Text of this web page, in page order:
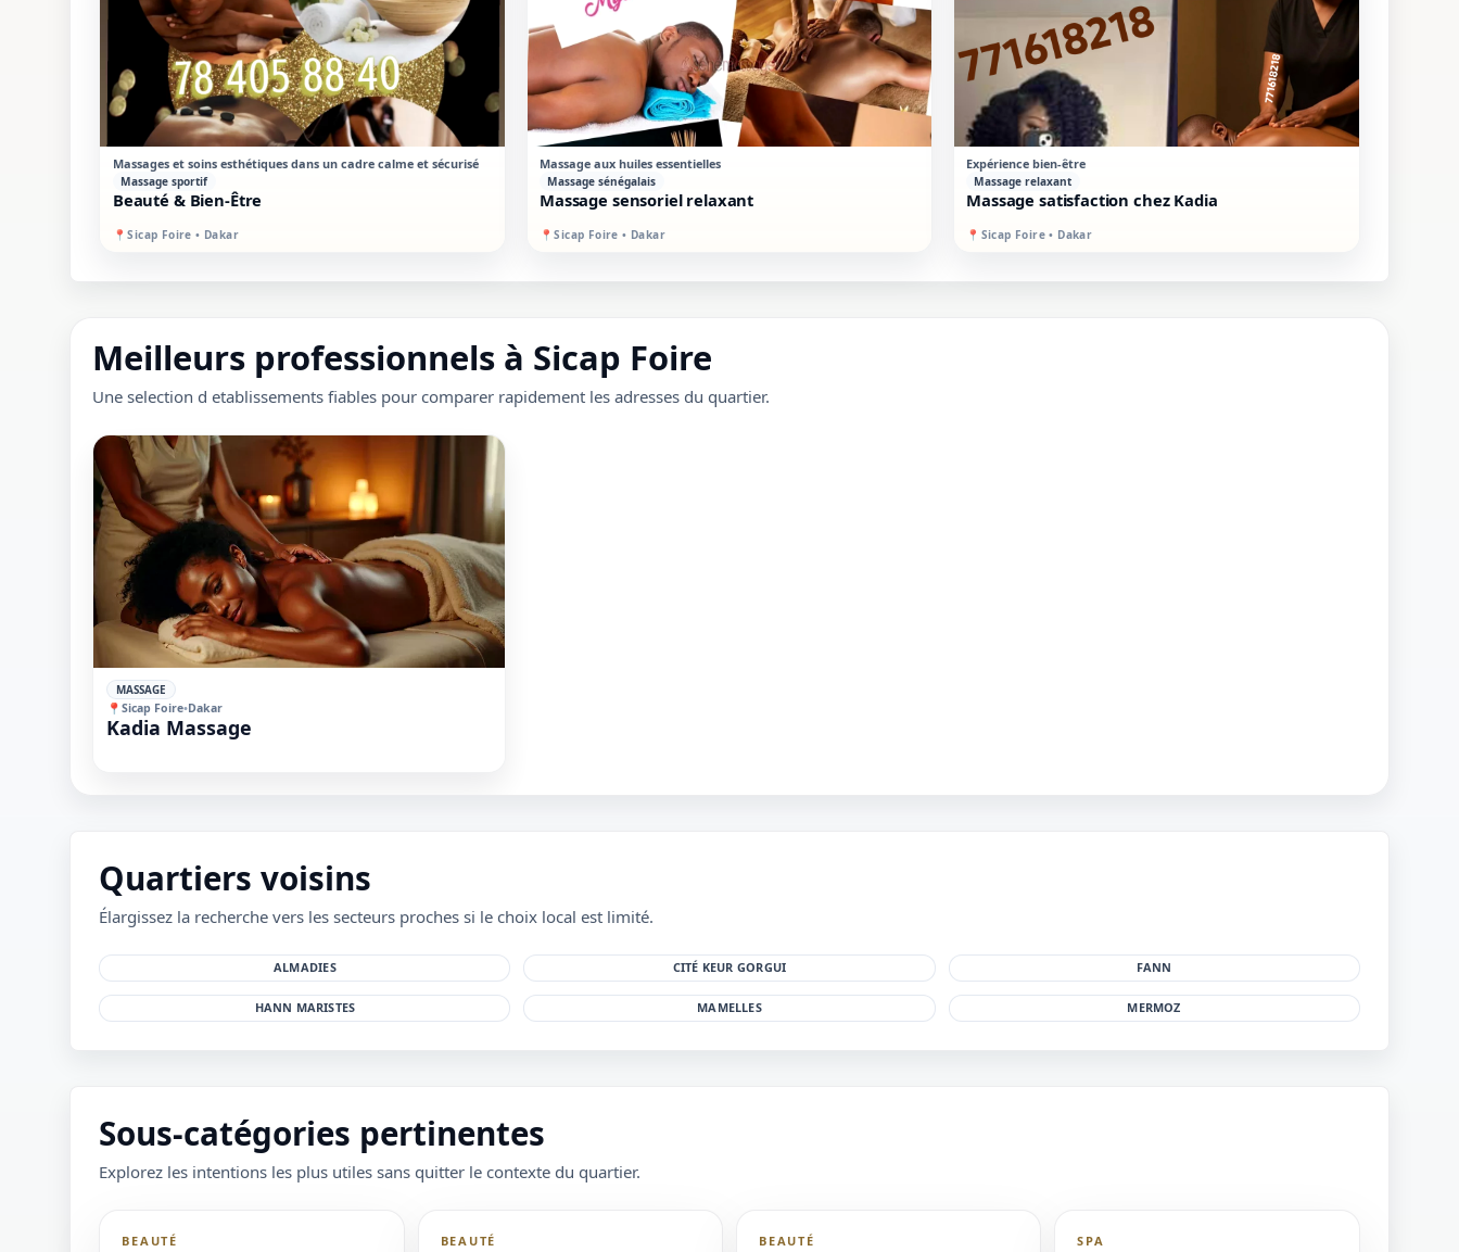
STANDARD SUR PLACE
Beauté & Bien-Être
Massages et soins esthétiques dans un cadre calme et sécurisé
Massage sportif
📍Sicap Foire • Dakar
STANDARD SUR PLACE
Massage sensoriel relaxant
Massage aux huiles essentielles
Massage sénégalais
📍Sicap Foire • Dakar
STANDARD SUR PLACE
Massage satisfaction chez Kadia
Expérience bien-être
Massage relaxant
📍 Sicap Foire • Dakar
Meilleurs professionnels à Sicap Foire
Une selection d etablissements fiables pour comparer rapidement les adresses du quartier.
✓
MASSAGE
Kadia Massage
📍Sicap Foire•Dakar
Quartiers voisins
Élargissez la recherche vers les secteurs proches si le choix local est limité.
ALMADIES CITÉ KEUR GORGUI FANN
HANN MARISTES MAMELLES MERMOZ
Sous-catégories pertinentes
Explorez les intentions les plus utiles sans quitter le contexte du quartier.
BEAUTÉ BEAUTÉ BEAUTÉ SPA